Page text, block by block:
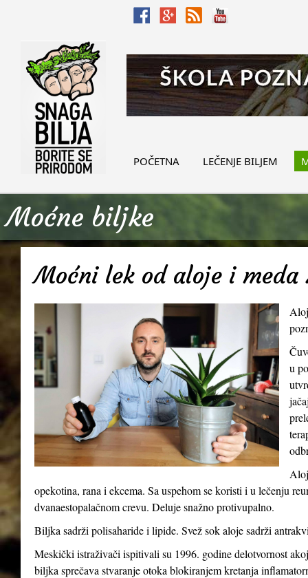
POČETNA LEČENJE BILJEM
Moćne biljke
Moćni lek od aloje i meda
u
opekotina, rana i ekcema. Sa uspehom se koristi i u lečenju
dvanaestopalačnom crevu. Deluje snažno protivupalno.
Biljka sadrži polisaharide i lipide. Svež sok aloje sadrži
Meskički istraživači ispitivali su 1996. godine delotvornost
biljka sprečava stvaranje otoka blokiranjem kretanja